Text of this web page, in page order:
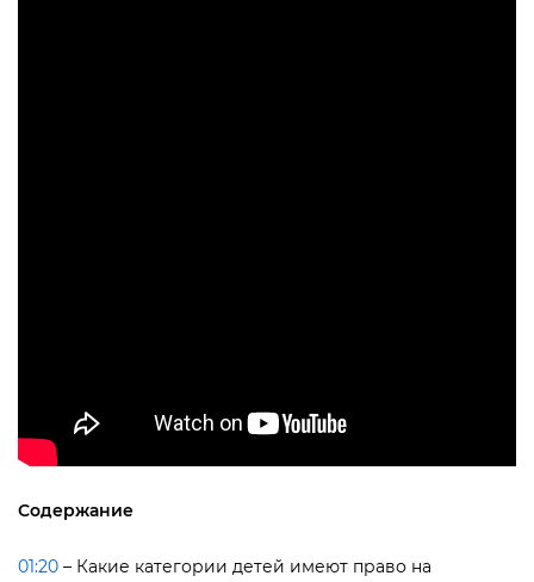
Содержание
01:20 – Какие категории детей имеют право на